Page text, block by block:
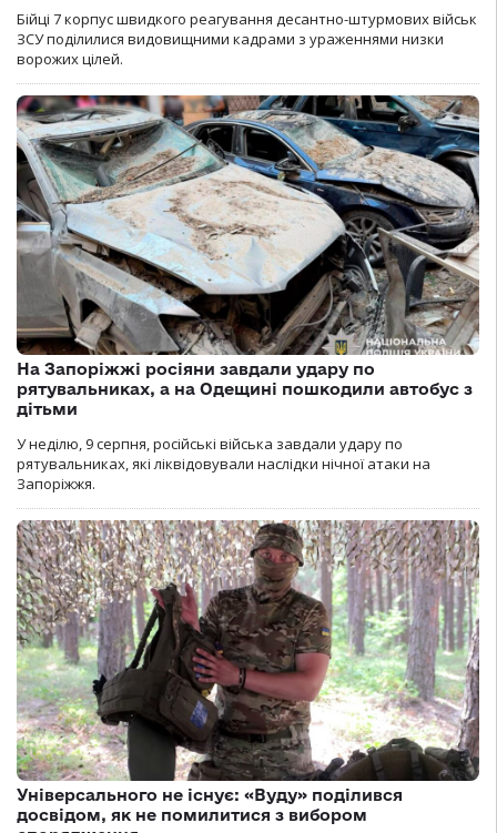
Бійці 7 корпус швидкого реагування десантно-штурмових військ
ЗСУ поділилися видовищними кадрами з ураженнями низки
ворожих цілей.
На Запоріжжі росіяни завдали удару по
рятувальниках, а на Одещині пошкодили автобус з
дітьми
У неділю, 9 серпня, російські війська завдали удару по
рятувальниках, які ліквідовували наслідки нічної атаки на
Запоріжжя.
Універсального не існує: «Вуду» поділився
досвідом, як не помилитися з вибором